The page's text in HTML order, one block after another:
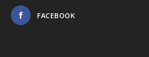
FACEBOOK